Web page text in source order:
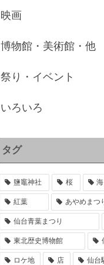
映画
博物館・美術館・他
祭り・イベント
いろいろ
タグ
鹽竈神社 桜 海
紅葉 あやめまつ
仙台青葉まつり
東北歴史博物館
ロケ地 店 仙台